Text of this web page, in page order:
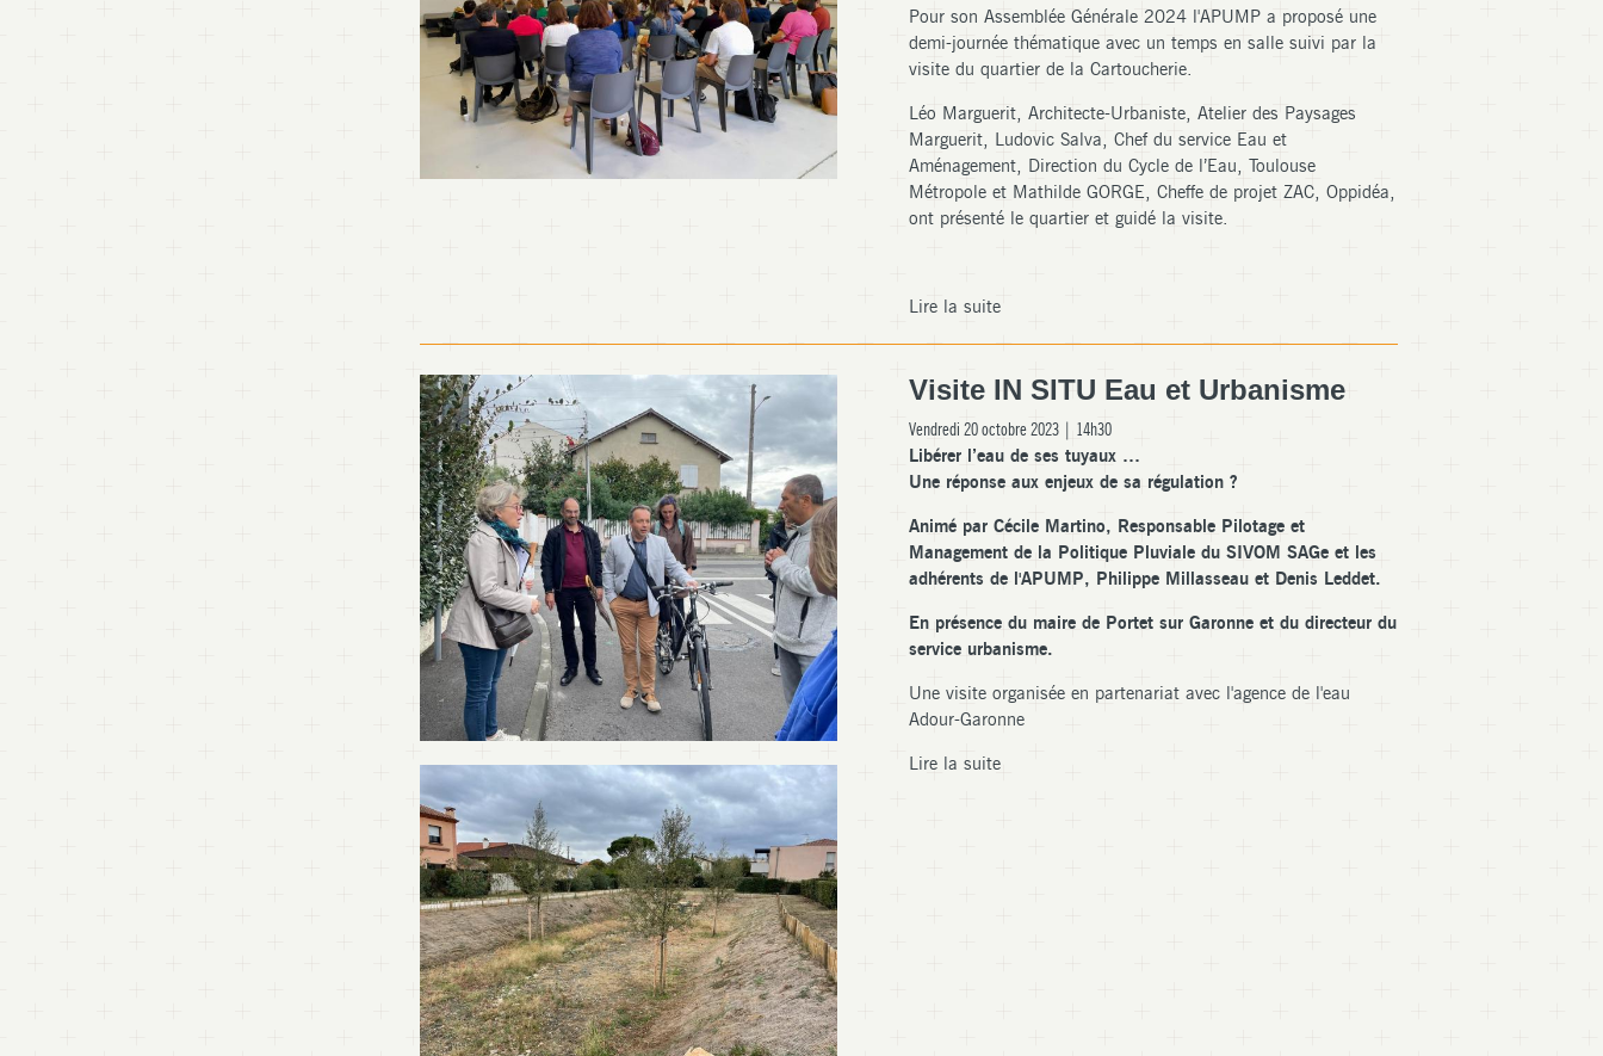
Pour son Assemblée Générale 2024 l'APUMP a proposé une
demi-journée thématique avec un temps en salle suivi par la
visite du quartier de la Cartoucherie.
Léo Marguerit, Architecte-Urbaniste, Atelier des Paysages
Marguerit, Ludovic Salva, Chef du service Eau et
Aménagement, Direction du Cycle de l’Eau, Toulouse
Métropole et Mathilde GORGE, Cheffe de projet ZAC, Oppidéa,
ont présenté le quartier et guidé la visite.
Lire la suite
Visite IN SITU Eau et Urbanisme
Vendredi 20 octobre 2023 | 14h30
Libérer l’eau de ses tuyaux …
Une réponse aux enjeux de sa régulation ?
Animé par Cécile Martino, Responsable Pilotage et
Management de la Politique Pluviale du SIVOM SAGe et les
adhérents de l'APUMP, Philippe Millasseau et Denis Leddet.
En présence du maire de Portet sur Garonne et du directeur du
service urbanisme.
Une visite organisée en partenariat avec l'agence de l'eau
Adour-Garonne
Lire la suite